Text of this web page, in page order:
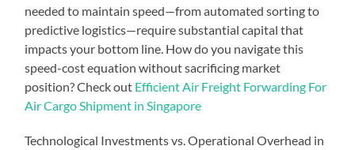
needed to maintain speed—from automated sorting to
predictive logistics—require substantial capital that
impacts your bottom line. How do you navigate this
speed-cost equation without sacrificing market
position? Check out Efficient Air Freight Forwarding For
Air Cargo Shipment in Singapore
Technological Investments vs. Operational Overhead in